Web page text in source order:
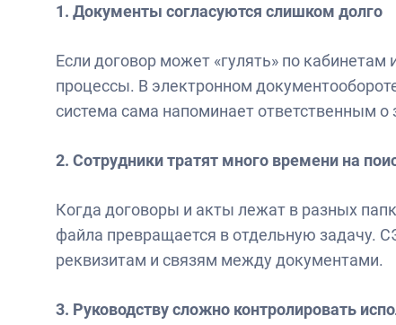
1. Документы согласуются слишком долго
Если договор может «гулять» по
процессы. В электронном
система сама напоминает ответственным о
2. Сотрудники тратят много времени на
Когда договоры и акты лежат в разных
файла превращается в отдельную задачу.
реквизитам и связям между документами.
3. Руководству сложно контролировать